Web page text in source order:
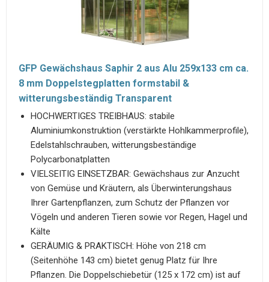
GFP Gewächshaus Saphir 2 aus Alu 259x133 cm ca.
8 mm Doppelstegplatten formstabil &
witterungsbeständig Transparent
HOCHWERTIGES TREIBHAUS: stabile
Aluminiumkonstruktion (verstärkte Hohlkammerprofile),
Edelstahlschrauben, witterungsbeständige
Polycarbonatplatten
VIELSEITIG EINSETZBAR: Gewächshaus zur Anzucht
von Gemüse und Kräutern, als Überwinterungshaus
Ihrer Gartenpflanzen, zum Schutz der Pflanzen vor
Vögeln und anderen Tieren sowie vor Regen, Hagel und
Kälte
GERÄUMIG & PRAKTISCH: Höhe von 218 cm
(Seitenhöhe 143 cm) bietet genug Platz für Ihre
Pflanzen. Die Doppelschiebetür (125 x 172 cm) ist auf